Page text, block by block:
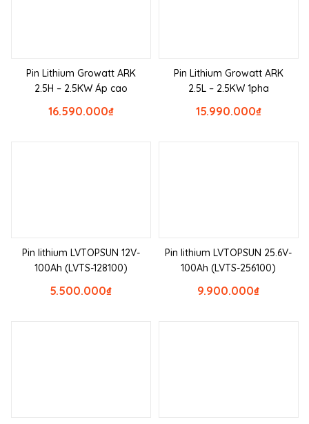
Pin Lithium Growatt ARK
2.5H – 2.5KW Áp cao
₫
16.590.000
Pin Lithium Growatt ARK
2.5L – 2.5KW 1pha
₫
15.990.000
Pin lithium LVTOPSUN 12V-
100Ah (LVTS-128100)
₫
5.500.000
Pin lithium LVTOPSUN 25.6V-
100Ah (LVTS-256100)
₫
9.900.000